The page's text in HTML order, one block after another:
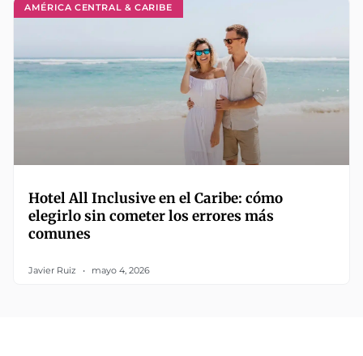
AMÉRICA CENTRAL & CARIBE
Hotel All Inclusive en el Caribe: cómo
elegirlo sin cometer los errores más
comunes
Javier Ruiz mayo 4, 2026